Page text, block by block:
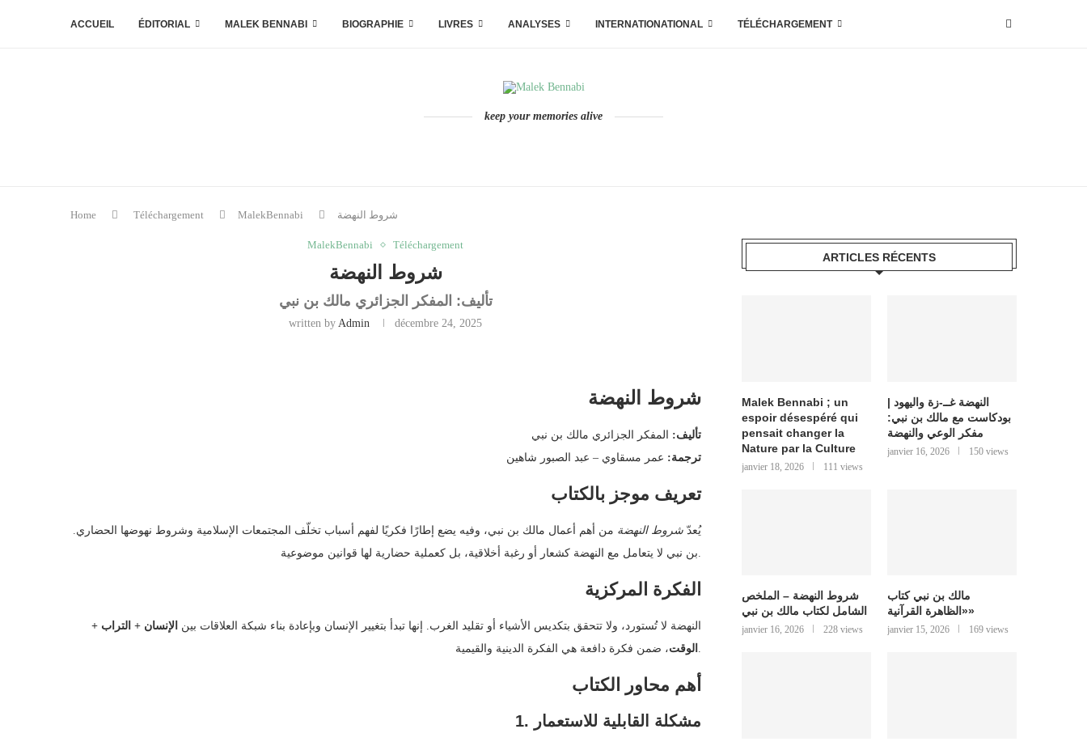
ACCUEIL ÉDITORIAL MALEK BENNABI BIOGRAPHIE LIVRES ANALYSES INTERNATIONATIONAL TÉLÉCHARGEMENT
keep your memories alive
Home Téléchargement MalekBennabi شروط النهضة
MalekBennabi Téléchargement
شروط النهضة
تأليف: المفكر الجزائري مالك بن نبي
written byAdmin décembre 24, 2025
شروط النهضة
تأليف: المفكر الجزائري مالك بن نبي
ترجمة: عمر مسقاوي – عبد الصبور شاهين
تعريف موجز بالكتاب
يُعدّشروط النهضة من أهم أعمال مالك بن نبي، وفيه يضع إطارًا فكريًا لفهم أسباب تخلّف المجتمعات الإسلامية وشروط نهوضها الحضاري.
بن نبي لا يتعامل مع النهضة كشعار أو رغبة أخلاقية، بل كعملية حضارية لها قوانين موضوعية.
الفكرة المركزية
النهضة لا تُستورد، ولا تتحقق بتكديس الأشياء أو تقليد الغرب. إنها تبدأ بتغيير الإنسان وبإعادة بناء شبكة العلاقات بين الإنسان + التراب +
الوقت ، ضمن فكرة دافعة هي الفكرة الدينية والقيمية.
أهم محاور الكتاب
1. مشكلة القابلية للاستعمار
ARTICLES RÉCENTS
Malek Bennabi ; un
espoir désespéré qui
pensait changer la
Nature par la Culture
janvier 18, 2026 111 views
النهضة غــ-زة واليهود |
بودكاست مع مالك بن نبي:
مفكر الوعي والنهضة
janvier 16, 2026 150 views
شروط النهضة – الملخص
الشامل لكتاب مالك بن نبي
janvier 16, 2026 228 views
مالك بن نبي كتاب
«الظاهرة القرآنية»
janvier 15, 2026 169 views